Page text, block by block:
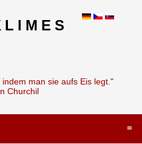
man sie aufs Eis legt."
Churchil
≡